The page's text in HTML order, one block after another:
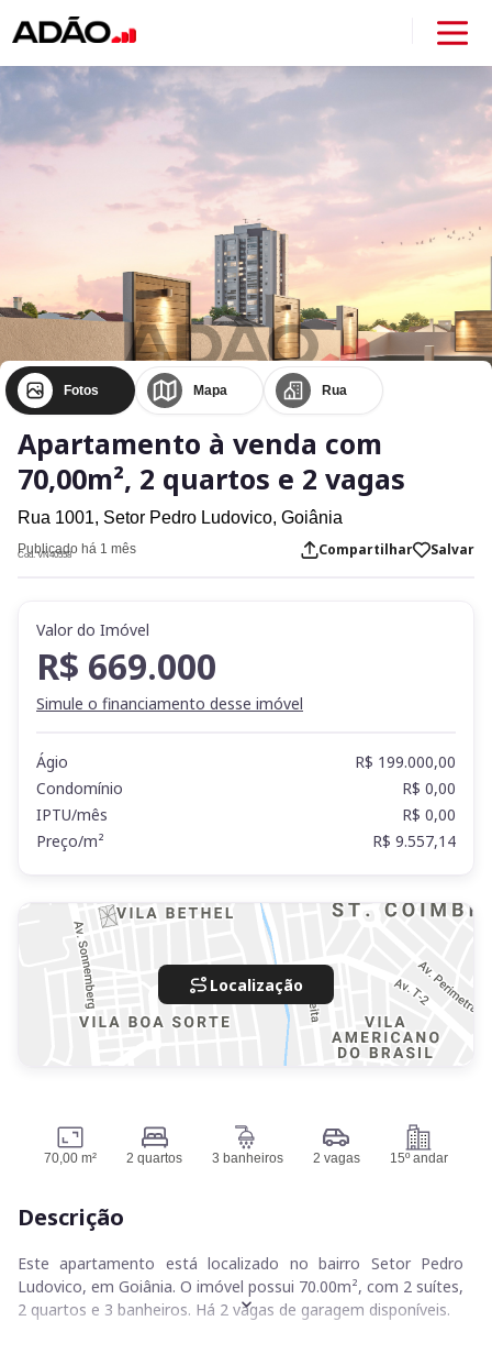
Fotos Mapa Rua
Apartamento à venda com
70,00m², 2 quartos e 2 vagas
Rua 1001, Setor Pedro Ludovico, Goiânia
Publicado há 1 mês
Cod. VN40558 Compartilhar Salvar
Valor do Imóvel
R$ 669.000
Simule o financiamento desse imóvel
Ágio
R$ 199.000,00
Condomínio
R$ 0,00
IPTU/mês
R$ 0,00
Preço/m²
R$ 9.557,14
Localização
70,00 m² 2 quartos 3 banheiros 2 vagas 15º andar
Descrição
Este apartamento está localizado no bairro Setor Pedro
Ludovico, em Goiânia. O imóvel possui 70.00m², com 2 suítes,
2 quartos e 3 banheiros. Há 2 vagas de garagem disponíveis.